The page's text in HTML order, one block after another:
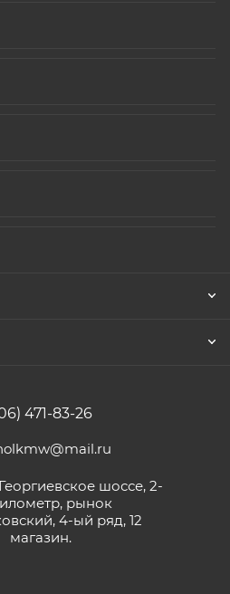
471-83-26
шоссе, 2-
рынок
4-ый ряд, 12
магазин.